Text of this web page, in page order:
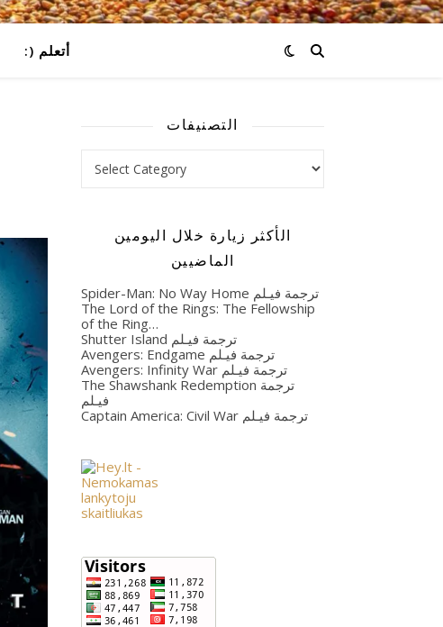
:) أتعلم
التصنيفات
الأكثر زيارة خلال اليومين
الماضيين
Spider-Man: No Way Home ترجمة فيـلم
The Lord of the Rings: The Fellowship
of the Ring…
Shutter Island ترجمة فيـلم
Avengers: Endgame ترجمة فيـلم
Avengers: Infinity War ترجمة فيـلم
The Shawshank Redemption ترجمة
فيـلم
Captain America: Civil War ترجمة فيـلم